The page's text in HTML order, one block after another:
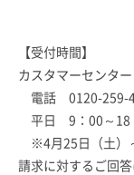
【受付時間】
カスタマーセンタ
電話 0120-259-
平日 9：00～18
※4月25日（土）
請求に対するご回答